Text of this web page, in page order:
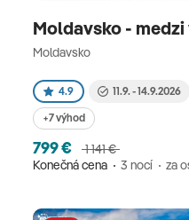
Moldavsko -
Moldavsko
4.9 11.9. - 14.9.2026
+7 výhod
799 €
1 141 €
Konečná cena
3 nocí za